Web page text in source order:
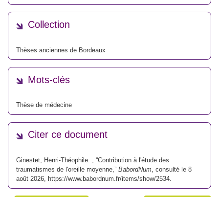
Collection
Thèses anciennes de Bordeaux
Mots-clés
Thèse de médecine
Citer ce document
Ginestet, Henri-Théophile. , “Contribution à l'étude des
traumatismes de l'oreille moyenne,” BabordNum , consulté le 8
août 2026,
https://www.babordnum.fr/items/show/2534